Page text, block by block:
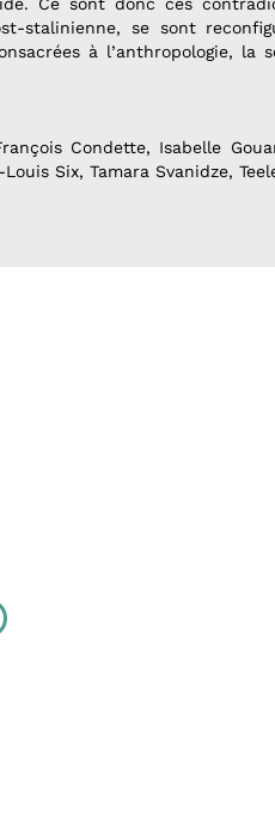
Ce sont donc ces
stalinienne, se sont
à l’anthropologie, la
Condette, Isabelle
Six, Tamara Svanidze,